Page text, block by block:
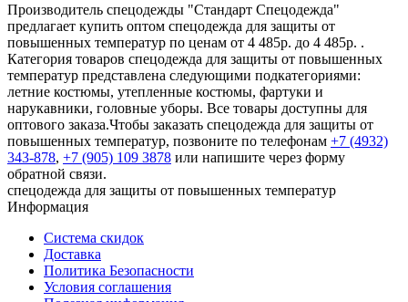
Производитель спецодежды "Стандарт Спецодежда"
предлагает купить оптом спецодежда для защиты от
повышенных температур по ценам от 4 485р. до 4 485р. .
Категория товаров спецодежда для защиты от повышенных
температур представлена следующими подкатегориями:
летние костюмы, утепленные костюмы, фартуки и
нарукавники, головные уборы. Все товары доступны для
оптового заказа.Чтобы заказать спецодежда для защиты от
повышенных температур, позвоните по телефонам +7 (4932)
343-878, +7 (905) 109 3878 или напишите через форму
обратной связи.
спецодежда для защиты от повышенных температур
Информация
Система скидок
Доставка
Политика Безопасности
Условия соглашения